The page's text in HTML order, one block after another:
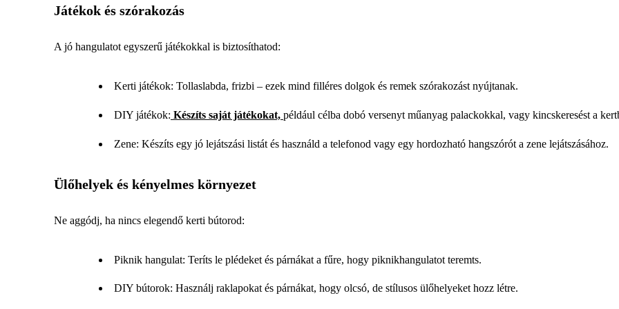
Játékok és szórakozás
A jó hangulatot egyszerű játékokkal is biztosíthatod:
Kerti játékok: Tollaslabda, frizbi – ezek mind filléres dolgok és remek szórakozást nyújtanak.
DIY játékok: Készíts saját játékokat, például célba dobó versenyt műanyag palackokkal, vagy kincskeresést a
Zene: Készíts egy jó lejátszási listát és használd a telefonod vagy egy hordozható hangszórót a zene lejátszásához.
Ülőhelyek és kényelmes környezet
Ne aggódj, ha nincs elegendő kerti bútorod:
Piknik hangulat: Teríts le plédeket és párnákat a fűre, hogy piknikhangulatot teremts.
DIY bútorok: Használj raklapokat és párnákat, hogy olcsó, de stílusos ülőhelyeket hozz létre.